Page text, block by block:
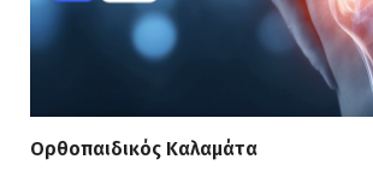
Ορθοπαιδικός Καλαμάτα